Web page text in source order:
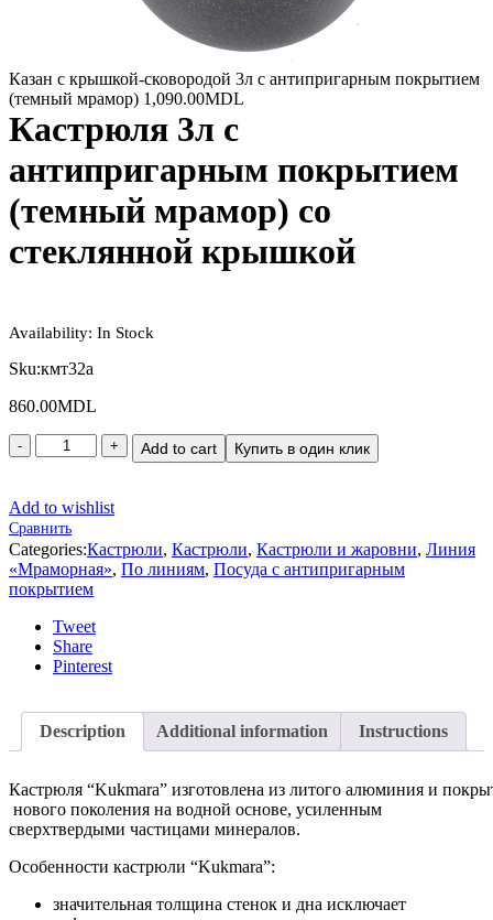
Казан с крышкой-сковородой 3л с антипригарным покрытием
(темный мрамор) 1,090.00MDL
Кастрюля 3л с
антипригарным покрытием
(темный мрамор) со
стеклянной крышкой
Availability: In Stock
Sku:кмт32а
860.00MDL
Add to cart Купить в один клик
Add to wishlist
Сравнить
Categories:Кастрюли, Кастрюли, Кастрюли и жаровни, Линия
«Мраморная», По линиям, Посуда с антипригарным
покрытием
Tweet
Share
Pinterest
Description Additional information Instructions
Кастрюля “Kukmara” изготовлена из литого алюминия и
нового поколения на водной основе, усиленным
сверхтвердыми частицами минералов.
Особенности кастрюли “Kukmara”:
значительная толщина стенок и дна исключает